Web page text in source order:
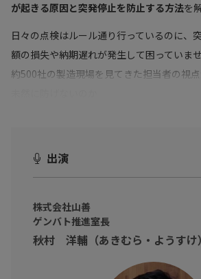
が起きる原因と突発停止を防止する方法を
日々の点検はルール通り行っているのに、
額の損失や納期遅れが発生して困っていま
約500社の製造現場を見てきた担当者の視
動画を見ることで、点検時の小さな異変を
け、現場自らが自律的にトラブルを防止す
実際に『ゲンバト設備管理』を使い、情報
アルタイムに状況を把握する解決策を紹介し
※動画内のデータや実数、所属・肩書は撮
出演
株式会社山善
ゲンバト推進室長
秋村 洋輔（あきむら・ようすけ）